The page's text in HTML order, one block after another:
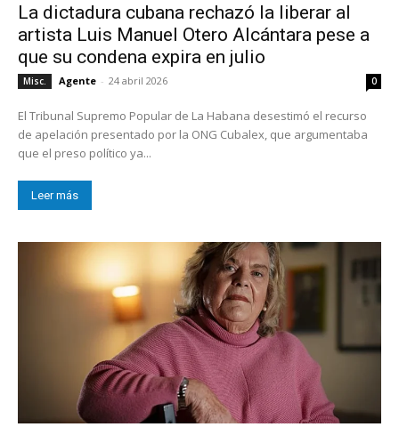
La dictadura cubana rechazó la liberar al
artista Luis Manuel Otero Alcántara pese a
que su condena expira en julio
Misc. Agente - 24 abril 2026 0
El Tribunal Supremo Popular de La Habana desestimó el recurso
de apelación presentado por la ONG Cubalex, que argumentaba
que el preso político ya...
Leer más